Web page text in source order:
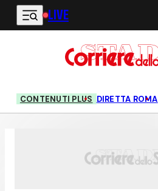
Vai al contenuto principale
LIVE
CONTENUTI PLUS DIRETTA ROMA